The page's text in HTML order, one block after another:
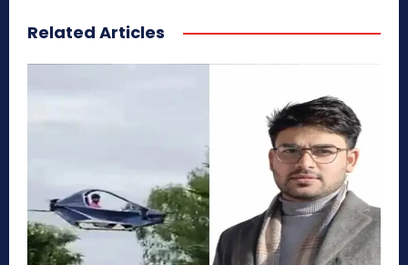
Related Articles